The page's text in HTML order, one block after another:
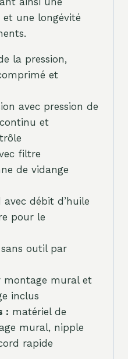
une longévité
la pression,
et
avec pression de
et
filtre
de vidange
débit d’huile
pour le
outil par
montage mural et
inclus
: matériel de
mural, nipple
rapide